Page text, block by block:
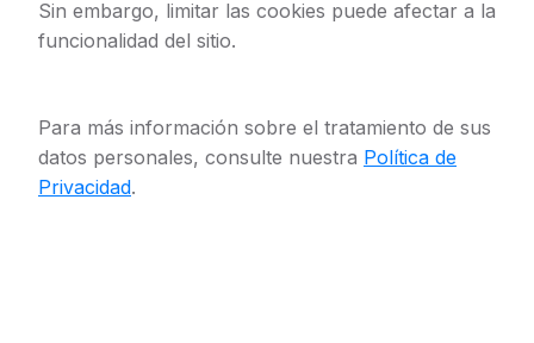
Sin embargo, limitar las cookies puede afectar a la
funcionalidad del sitio.
Para más información sobre el tratamiento de sus
datos personales, consulte nuestra Política de
Privacidad.